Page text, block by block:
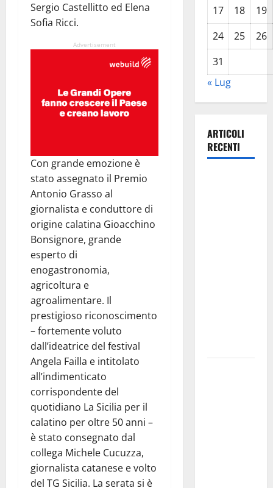
Sergio Castellitto ed Elena
Sofia Ricci.
Advertisement
Con grande emozione è
stato assegnato il Premio
Antonio Grasso al
giornalista e conduttore di
origine calatina Gioacchino
Bonsignore, grande
esperto di
enogastronomia,
agricoltura e
agroalimentare. Il
prestigioso riconoscimento
– fortemente voluto
dall’ideatrice del festival
Angela Failla e intitolato
all’indimenticato
corrispondente del
quotidiano La Sicilia per il
calatino per oltre 50 anni –
è stato consegnato dal
collega Michele Cucuzza,
giornalista catanese e volto
del TG Sicilia. La serata si è
17
18
19
24
25
26
31
« Lug
ARTICOLI
RECENTI